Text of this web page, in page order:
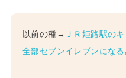
以前の種→
ＪＲ姫路駅の
全部セブンイレブンにな